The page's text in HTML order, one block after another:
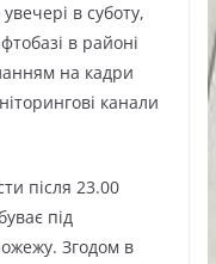
увечері в суботу,
в районі
на кадри
канали
після 23.00
під
Згодом в